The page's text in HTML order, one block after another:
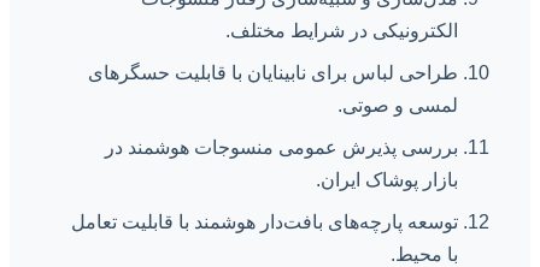
الکترونیکی در شرایط مختلف.
طراحی لباس برای نابینایان با قابلیت حسگرهای
لمسی و صوتی.
بررسی پذیرش عمومی منسوجات هوشمند در
بازار پوشاک ایران.
توسعه پارچه‌های بافت‌دار هوشمند با قابلیت تعامل
با محیط.